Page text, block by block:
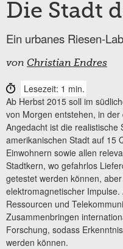
Die Stadt
Ein urbanes Riesen-
von Christian Endres
Lesezeit: 1 min.
Ab Herbst 2015 soll im
von Morgen entstehen, in
Angedacht ist die realistische
amerikanischen Stadt auf 15
Einwohnern sowie allen
Stadtkern, wo gefahrlos
getestet werden können,
elektromagnetischer
Ressourcen und
Zusammenbringen
Forschung, sodass
werden können.